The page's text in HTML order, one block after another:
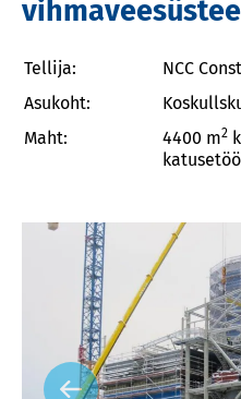
Tellija:
NCC
Asukoht:
Maht:
4400 m2